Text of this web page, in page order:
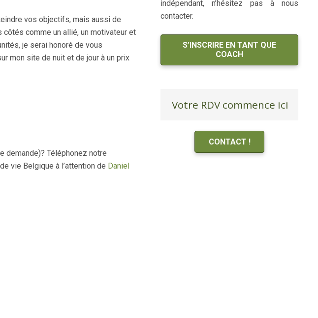
vos objectifs, mais aussi de
comme un allié, un motivateur et
je serai honoré de vous
mon site de nuit et de jour à un prix
demande)? Téléphonez notre
vie Belgique à l’attention de Daniel
indépendant, n’hésitez pas à nous
contacter.
S’INSCRIRE EN TANT QUE
COACH
Votre RDV commence ici
CONTACT !